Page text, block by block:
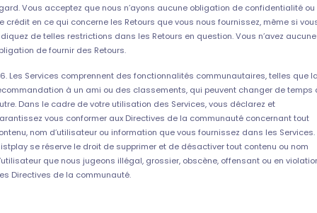
Vous acceptez que nous n’ayons aucune obligation de confidentialité ou
crédit en ce qui concerne les Retours que vous nous fournissez, même si
de telles restrictions dans les Retours en question. Vous n’avez aucune
de fournir des Retours.
Les Services comprennent des fonctionnalités communautaires, telles que
à un ami ou des classements, qui peuvent changer de temps
Dans le cadre de votre utilisation des Services, vous déclarez et
vous conformer aux Directives de la communauté concernant tout
nom d’utilisateur ou information que vous fournissez dans les Services.
se réserve le droit de supprimer et de désactiver tout contenu ou nom
que nous jugeons illégal, grossier, obscène, offensant ou en
Directives de la communauté.